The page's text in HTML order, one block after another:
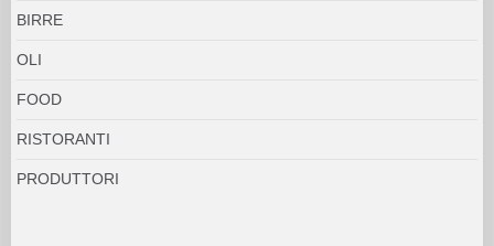
BIRRE
OLI
FOOD
RISTORANTI
PRODUTTORI